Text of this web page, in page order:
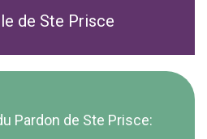
de Ste Prisce
Pardon de Ste Prisce: